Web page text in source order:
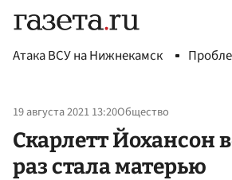
Атака ВСУ на Нижнекамск
19 августа 2021 13:20Общество
Скарлетт Йохансон
раз стала матерью